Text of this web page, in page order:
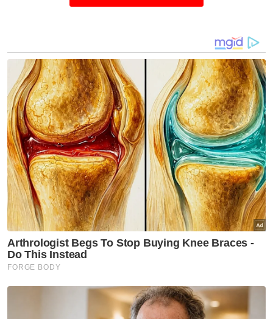
Ringkasan AI
Seorang pemandu pacuan empat roda
rentung selepas kenderaannya dirempuh
treler dan terbakar di Lebuhraya Utara-
Selatan arah selatan
Panggilan kecemasan kejadian diterima
pada 2.15 pagi
Mangsa tersepit dalam kenderaan yang
terbakar 80 peratus sementara treler
musnah 50 peratus
Pemandu treler berjaya keluar dengan
selamat
Operasi menyelamat melibatkan 20
Ayer Keroh dan Jasin Bestari